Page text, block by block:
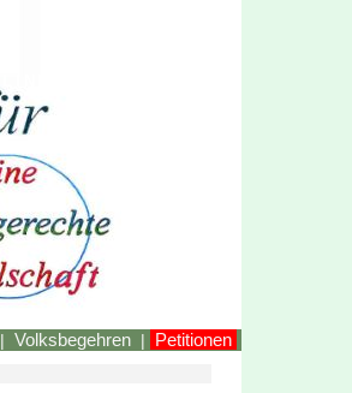
| Volksbegehren | Petitionen